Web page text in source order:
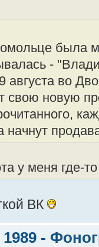
была
-
августа во
свою новую
у меня
ВК
-